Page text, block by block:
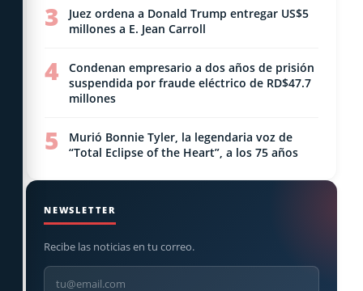
3
Juez ordena a Donald Trump entregar US$5
millones a E. Jean Carroll
4
Condenan empresario a dos años de prisión
suspendida por fraude eléctrico de RD$47.7
millones
5
Murió Bonnie Tyler, la legendaria voz de
“Total Eclipse of the Heart”, a los 75 años
NEWSLETTER
Recibe las noticias en tu correo.